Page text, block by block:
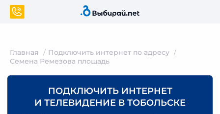
Главная
Подключить интернет по адресу
Семена Ремезова площадь
ПОДКЛЮЧИТЬ ИНТЕРНЕТ
И ТЕЛЕВИДЕНИЕ В ТОБОЛЬСКЕ